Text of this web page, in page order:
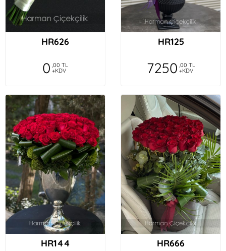
HR626
0 ,00 TL
+KDV
HR125
7250 ,00 TL
+KDV
HR144 HR666